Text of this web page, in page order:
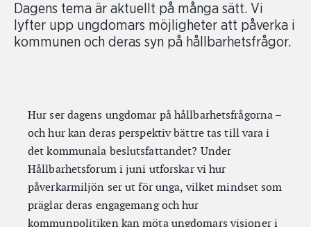
Dagens tema är aktuellt på många sätt. Vi
lyfter upp ungdomars möjligheter att påverka i
kommunen och deras syn på hållbarhetsfrågor.
Hur ser dagens ungdomar på hållbarhetsfrågorna –
och hur kan deras perspektiv bättre tas till vara i
det kommunala beslutsfattandet? Under
Hållbarhetsforum i juni utforskar vi hur
påverkarmiljön ser ut för unga, vilket mindset som
präglar deras engagemang och hur
kommunpolitiken kan möta ungdomars visioner i